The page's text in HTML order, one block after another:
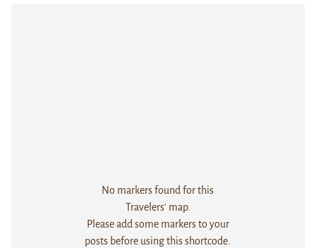
No markers found for this
Travelers' map.
Please add some markers to your
posts before using this shortcode.